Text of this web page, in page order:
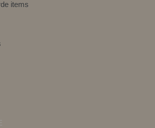
items